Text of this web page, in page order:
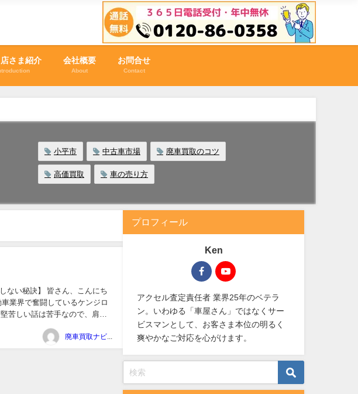
さま紹介 会社概要
About
お問合せ
Contact
小平市 中古車市場 廃車買取のコツ
高価買取 車の売り方
ない秘訣】 皆さん、こんにち
業界で奮闘しているケンジロ
苦しい話は苦手なので、肩の
プロフィール
Ken
アクセル査定責任者 業界25年のベテラ
ン。いわゆる「車屋さん」ではなくサー
ビスマンとして、お客さま本位の明るく
爽やかなご対応を心がけます。